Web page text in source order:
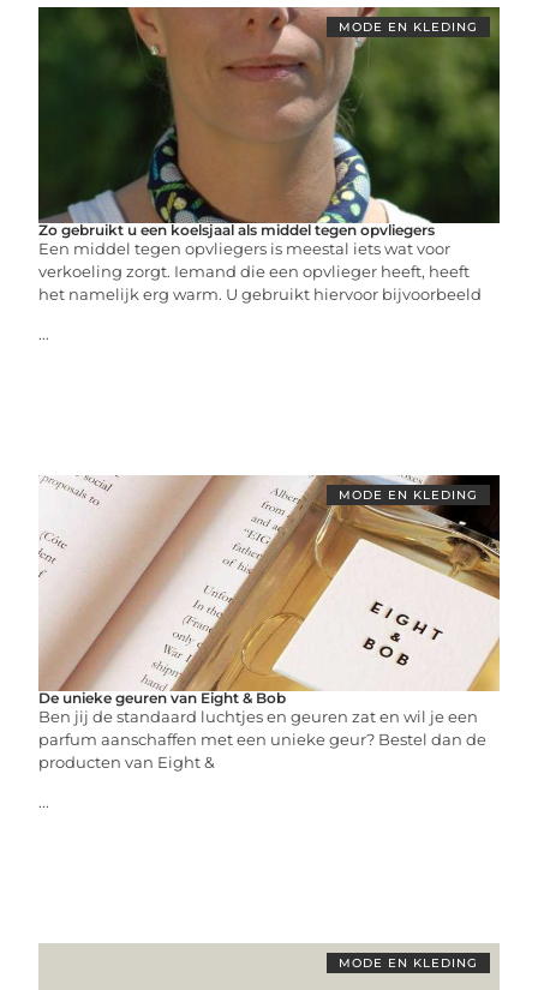
MODE EN KLEDING
Zo gebruikt u een koelsjaal als middel tegen opvliegers
Een middel tegen opvliegers is meestal iets wat voor
verkoeling zorgt. Iemand die een opvlieger heeft, heeft
het namelijk erg warm. U gebruikt hiervoor bijvoorbeeld
...
MODE EN KLEDING
De unieke geuren van Eight & Bob
Ben jij de standaard luchtjes en geuren zat en wil je een
parfum aanschaffen met een unieke geur? Bestel dan de
producten van Eight &
...
MODE EN KLEDING